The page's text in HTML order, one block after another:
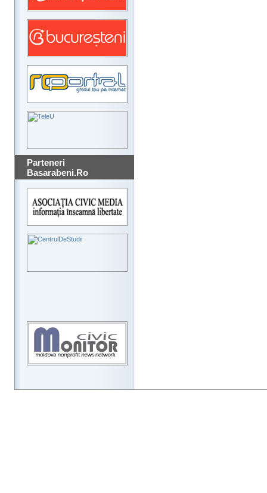
Parteneri
Basarabeni.Ro